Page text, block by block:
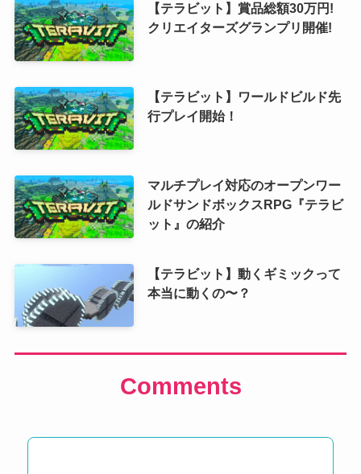
【テラビット】賞品総額30万円!
クリエイターズグランプリ開催!
【テラビット】ワールドビルド先
行プレイ開始！
マルチプレイ対応のオープンワー
ルドサンドボックスRPG『テラビ
ット』の紹介
【テラビット】動くギミックって
本当に動くの〜？
Comments